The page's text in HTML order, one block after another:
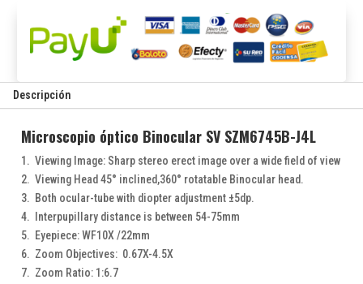
Descripción
Microscopio óptico Binocular SV SZM6745B-J4L
1. Viewing Image: Sharp stereo erect image over a wide field of view
2. Viewing Head 45° inclined,360° rotatable Binocular head.
3. Both ocular-tube with diopter adjustment ±5dp.
4. Interpupillary distance is between 54-75mm
5. Eyepiece: WF10X /22mm
6. Zoom Objectives: 0.67X-4.5X
7. Zoom Ratio: 1:6.7